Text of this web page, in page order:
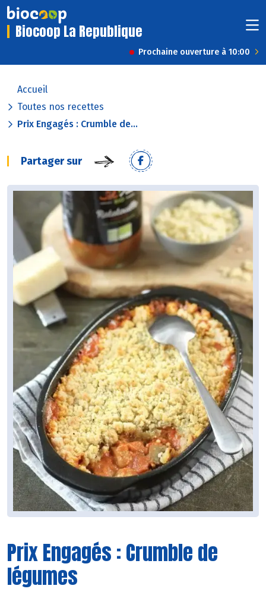
Biocoop La Republique
Prochaine ouverture à 10:00
Accueil
Toutes nos recettes
Prix Engagés : Crumble de...
Partager sur
Prix Engagés : Crumble de
légumes